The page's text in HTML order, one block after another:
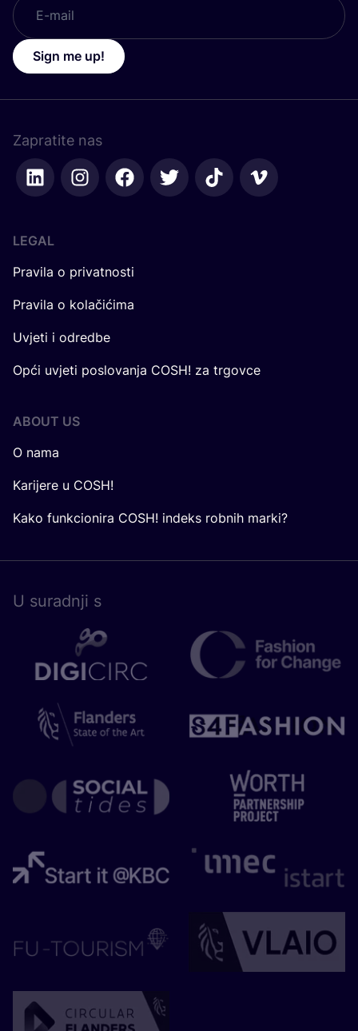
Sign me up!
Zapratite nas
LEGAL
Pravila o privatnosti
Pravila o kolačićima
Uvjeti i odredbe
Opći uvjeti poslovanja COSH! za trgovce
ABOUT US
O nama
Karijere u COSH!
Kako funkcionira COSH! indeks robnih marki?
U surad­nji s